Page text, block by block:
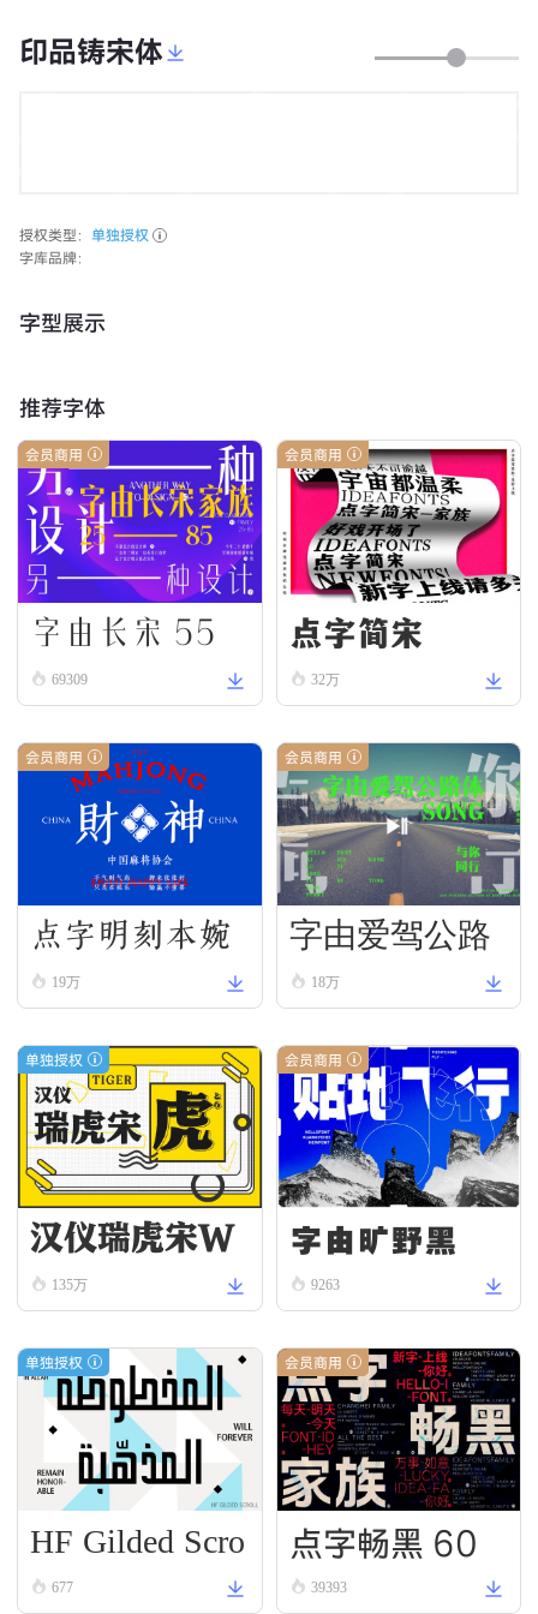
印品铸宋体
授权类型： 单独授权
字库品牌：
字型展示
推荐字体
会员商用
字由长宋 55
69309
会员商用
点字简宋
32万
会员商用
点字明刻本婉
宋19万
会员商用
字由爱驾公路
体-宋
18万
单独授权
汉仪瑞虎宋W
135万
会员商用
字由旷野黑
9263
单独授权
HF Gilded Scro
ll677
会员商用
点字畅黑 60
39393